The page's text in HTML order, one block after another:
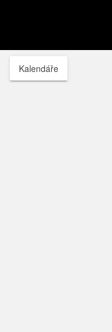
Kalendáře